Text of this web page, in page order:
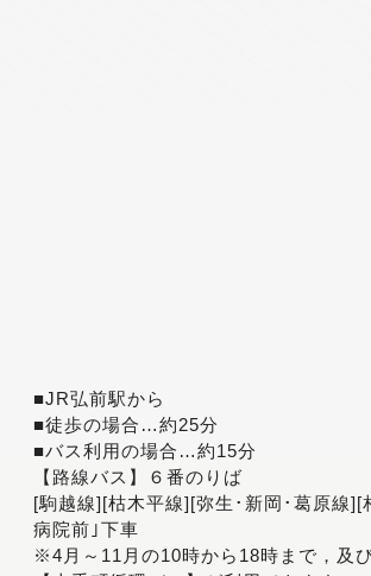
■JR弘前駅から
■徒歩の場合…約25分
■バス利用の場合…約15分
【路線バス】６番のりば
[駒越線][枯木平線][弥生･新岡･葛原線
病院前｣下車
※4月～11月の10時から18時まで，及